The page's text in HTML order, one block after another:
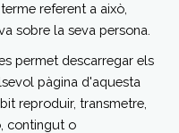
referent a això,
sobre la seva persona.
permet descarregar els
pàgina d'aquesta
reproduir, transmetre,
contingut o